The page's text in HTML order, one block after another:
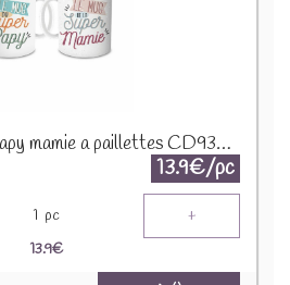
Coffret duo mugs papy mamie a paillettes CD9338B
13.9€/pc
1 pc +
13.9€